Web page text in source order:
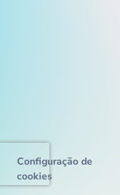
Configuração de
cookies